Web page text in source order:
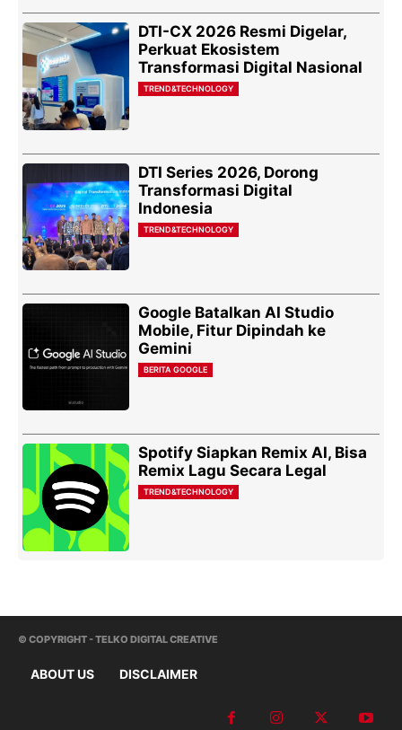
DTI-CX 2026 Resmi Digelar,
Perkuat Ekosistem
Transformasi Digital Nasional
TREND&TECHNOLOGY
DTI Series 2026, Dorong
Transformasi Digital
Indonesia
TREND&TECHNOLOGY
Google Batalkan AI Studio
Mobile, Fitur Dipindah ke
Gemini
BERITA GOOGLE
Spotify Siapkan Remix AI, Bisa
Remix Lagu Secara Legal
TREND&TECHNOLOGY
© COPYRIGHT - TELKO DIGITAL CREATIVE
ABOUT US DISCLAIMER